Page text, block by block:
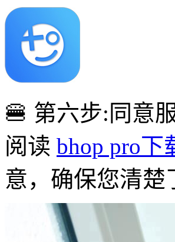
🍔 第六步:同意
阅读 bhop pro下
意，确保您清楚